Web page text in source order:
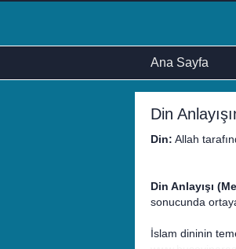
Ana Sayfa
Din
Din: Allah
Din Anlayışı
sonucunda
İslam dininin